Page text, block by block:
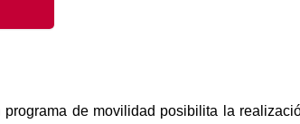
programa de movilidad posibilita la